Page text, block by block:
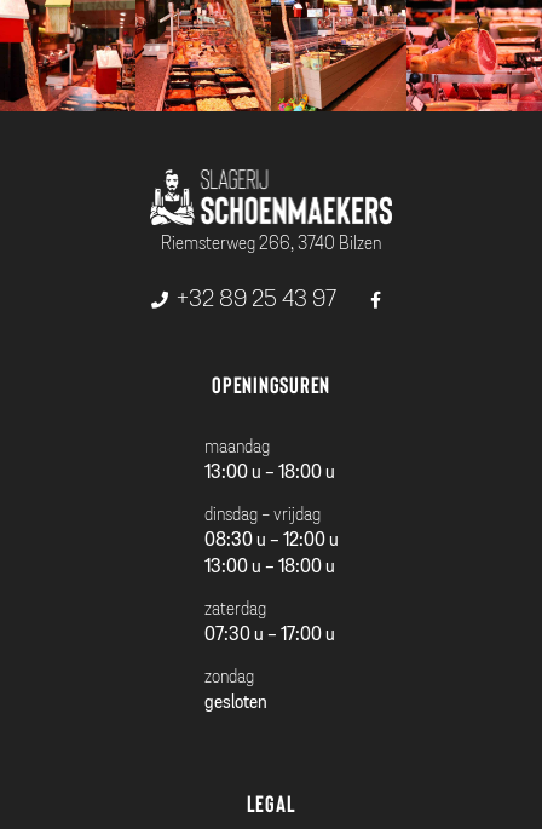
Riemsterweg 266, 3740 Bilzen
+32 89 25 43 97
Openingsuren
maandag
13:00 u - 18:00 u
dinsdag - vrijdag
08:30 u - 12:00 u
13:00 u - 18:00 u
zaterdag
07:30 u - 17:00 u
zondag
gesloten
Legal